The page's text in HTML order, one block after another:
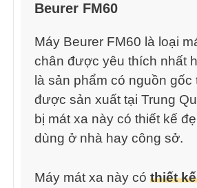
Beurer FM60
Máy Beurer FM60 là loại
chân được yêu thích nhất
là sản phẩm có nguồn
được sản xuất tại Trung
bị mát xa này có thiết kế
dùng ở nhà hay công sở.
Máy mát xa này có thiết